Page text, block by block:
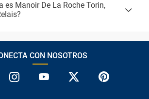
es Manoir De La Roche Torin,
CON NOSOTROS